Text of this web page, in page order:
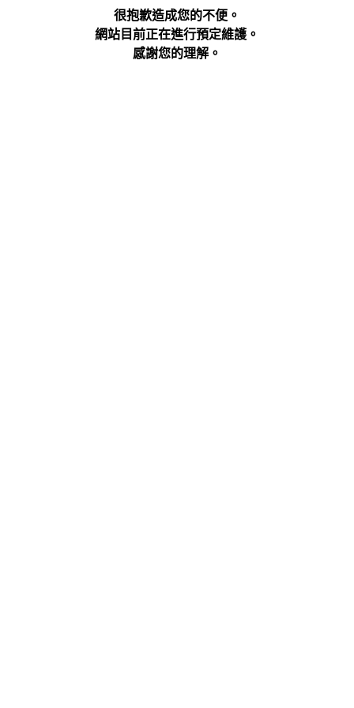
很抱歉造成您的不便。
網站目前正在進行預定維護。
感謝您的理解。